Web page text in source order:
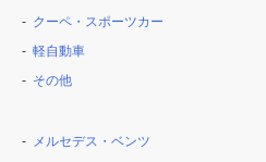
クーペ・スポーツカー
軽自動車
その他
メルセデス・ベンツ